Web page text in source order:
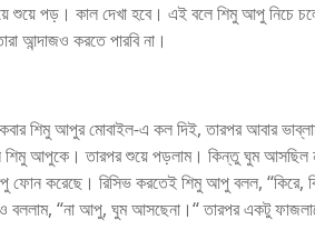
শুয়ে পড়। কাল দেখা হবে। এই বলে শিমু আপু নিচে
আন্দাজও করতে পারবি না।
শিমু আপুর মোবাইল-এ কল দিই, তারপর আবার
আপুকে। তারপর শুয়ে পড়লাম। কিন্তু ঘুম আসছিল
ফোন করেছে। রিসিভ করতেই শিমু আপু বলল, “কিরে,
বললাম, “না আপু, ঘুম আসছেনা।“ তারপর একটু